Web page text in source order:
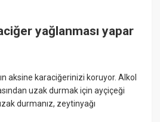
yağlanması yapar
aksine karaciğerinizi koruyor. Alkol
uzak durmak için ayçiçeği
durmanız, zeytinyağı